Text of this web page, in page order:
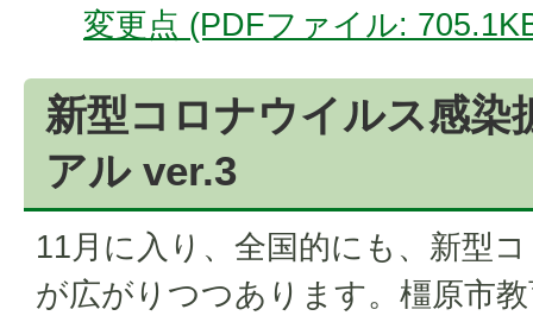
変更点 (PDFファイル:
新型コロナウイルス感染
アル ver.3
11月に入り、全国的にも、新型
が広がりつつあります。橿原市